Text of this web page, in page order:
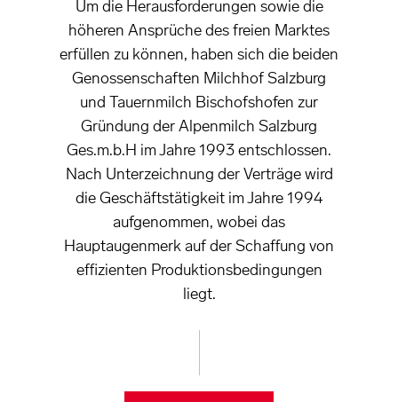
Um die Herausforderungen sowie die
höheren Ansprüche des freien Marktes
erfüllen zu können, haben sich die beiden
Genossenschaften Milchhof Salzburg
und Tauernmilch Bischofshofen zur
Gründung der Alpenmilch Salzburg
Ges.m.b.H im Jahre 1993 entschlossen.
Nach Unterzeichnung der Verträge wird
die Geschäftstätigkeit im Jahre 1994
aufgenommen, wobei das
Hauptaugenmerk auf der Schaffung von
effizienten Produktionsbedingungen
liegt.